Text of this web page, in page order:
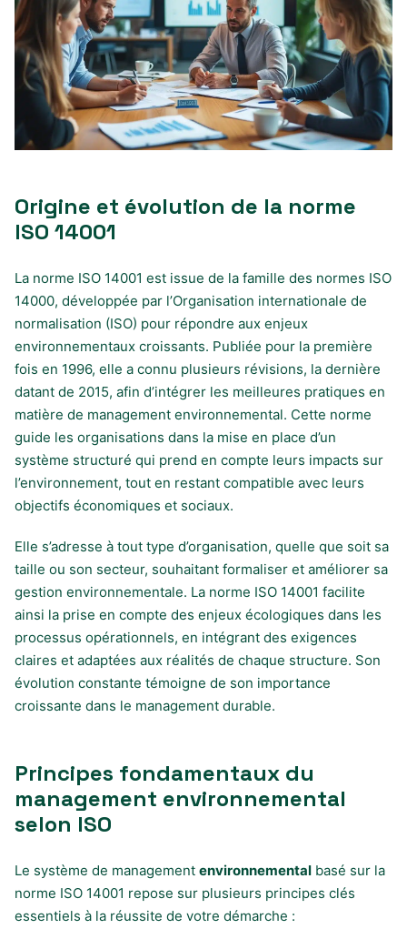
Origine et évolution de la norme
ISO 14001
La norme ISO 14001 est issue de la famille des normes ISO
14000, développée par l’Organisation internationale de
normalisation (ISO) pour répondre aux enjeux
environnementaux croissants. Publiée pour la première
fois en 1996, elle a connu plusieurs révisions, la dernière
datant de 2015, afin d’intégrer les meilleures pratiques en
matière de management environnemental. Cette norme
guide les organisations dans la mise en place d’un
système structuré qui prend en compte leurs impacts sur
l’environnement, tout en restant compatible avec leurs
objectifs économiques et sociaux.
Elle s’adresse à tout type d’organisation, quelle que soit sa
taille ou son secteur, souhaitant formaliser et améliorer sa
gestion environnementale. La norme ISO 14001 facilite
ainsi la prise en compte des enjeux écologiques dans les
processus opérationnels, en intégrant des exigences
claires et adaptées aux réalités de chaque structure. Son
évolution constante témoigne de son importance
croissante dans le management durable.
Principes fondamentaux du
management environnemental
selon ISO
Le système de management environnemental basé sur la
norme ISO 14001 repose sur plusieurs principes clés
essentiels à la réussite de votre démarche :